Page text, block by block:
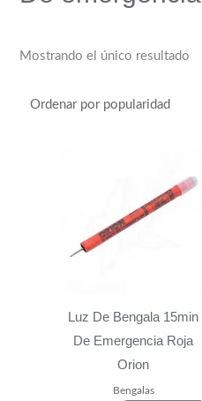
Mostrando el único resultado
Luz De Bengala 15min
De Emergencia Roja
Orion
Bengalas